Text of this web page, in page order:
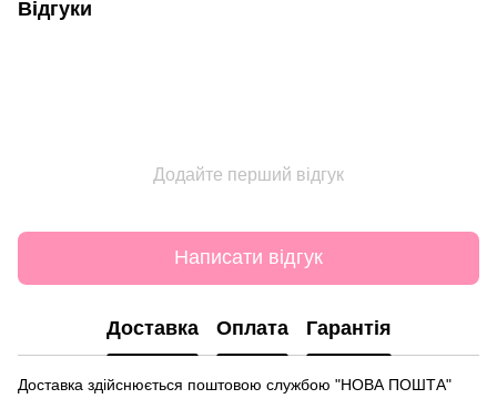
Відгуки
Додайте перший відгук
Написати відгук
Доставка Оплата Гарантія
Доставка здійснюється поштовою службою "НОВА ПОШТА"